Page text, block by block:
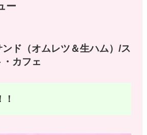
ー
ド（オムレツ＆生ハム）/ス
カフェ
！